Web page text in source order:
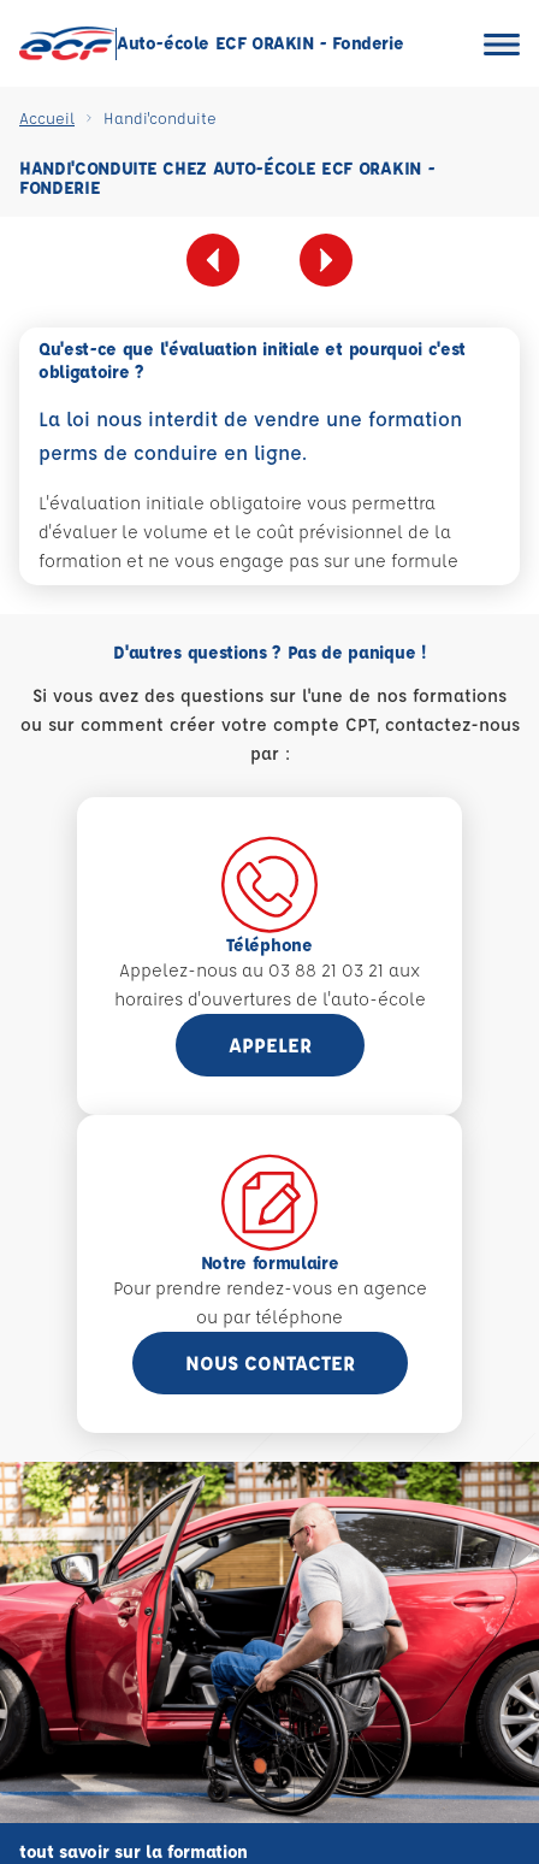
Auto-école ECF ORAKIN - Fonderie
Accueil Handi'conduite
HANDI'CONDUITE CHEZ AUTO-ÉCOLE ECF ORAKIN -
FONDERIE
Qu'est-ce que l'évaluation initiale et pourquoi c'est
obligatoire ?
La loi nous interdit de vendre une formation
perms de conduire en ligne.
L'évaluation initiale obligatoire vous permettra
d'évaluer le volume et le coût prévisionnel de la
formation et ne vous engage pas sur une formule
D'autres questions ? Pas de panique !
Si vous avez des questions sur l'une de nos formations
ou sur comment créer votre compte CPT, contactez-nous
par :
Téléphone
Appelez-nous au 03 88 21 03 21 aux
horaires d'ouvertures de l'auto-école
APPELER
Notre formulaire
Pour prendre rendez-vous en agence
ou par téléphone
NOUS CONTACTER
tout savoir sur la formation